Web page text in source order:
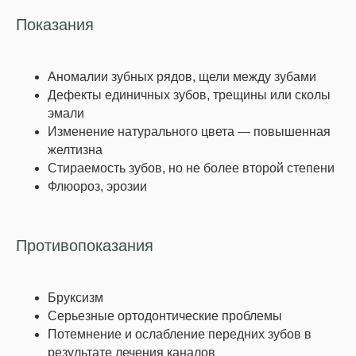
Показания
Аномалии зубных рядов, щели между зубами
Дефекты единичных зубов, трещины или сколы
эмали
Изменение натурального цвета — повышенная
желтизна
Стираемость зубов, но не более второй степени
Флюороз, эрозии
Противопоказания
Бруксизм
Серьезные ортодонтические проблемы
Потемнение и ослабление передних зубов в
результате лечения каналов
сроках действия акции уточняйте в клинике.
Записаться